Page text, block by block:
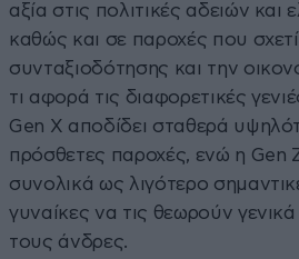
αξία στις πολιτικές αδειών και
καθώς και σε παροχές που
συνταξιοδότησης και την
τι αφορά τις διαφορετικές
Gen X αποδίδει σταθερά
πρόσθετες παροχές, ενώ η Gen Z
συνολικά ως λιγότερο
γυναίκες να τις θεωρούν
τους άνδρες.